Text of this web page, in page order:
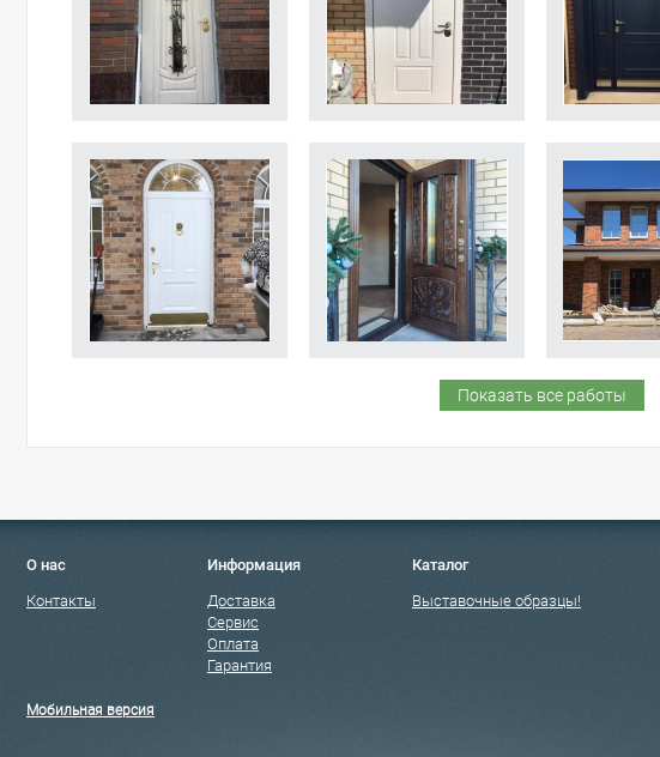
Показать все работы
О нас
Контакты
Информация
Доставка
Сервис
Оплата
Гарантия
Каталог
Выставочные образцы!
Мобильная версия